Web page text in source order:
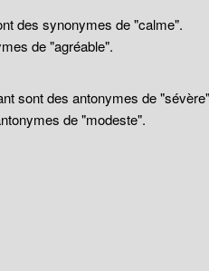
des synonymes de "calme".
de "agréable".
sont des antonymes de
de "modeste".